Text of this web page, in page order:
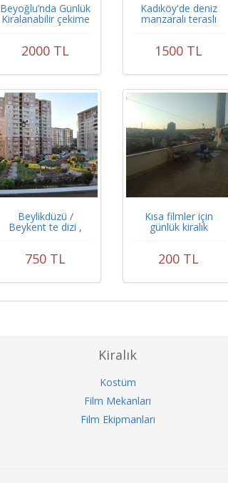
Beyoğlu’nda Günlük
Kiralanabilir çekime
uygun bar
2000 TL
Kadıköy'de deniz
manzaralı teraslı
1500 TL
Beylikdüzü /
Beykent te dizi ,
sinema ve reklam
750 TL
Kısa filmler için
günlük kiralık
200 TL
Kiralık
Kostüm
Film Mekanları
Film Ekipmanları